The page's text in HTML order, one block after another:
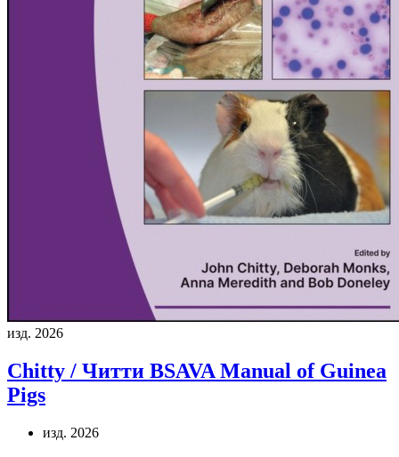
изд. 2026
Chitty / Читти BSAVA Manual of Guinea
Pigs
изд. 2026